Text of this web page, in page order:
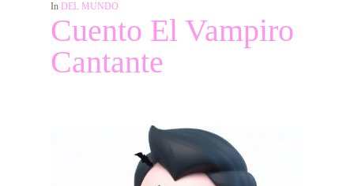
In DEL MUNDO
Cuento El Vampiro
Cantante